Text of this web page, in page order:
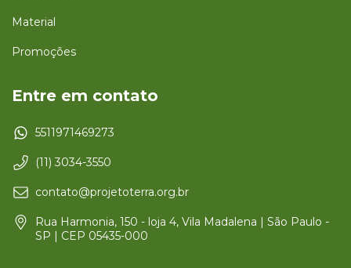
Material
Promoções
Entre em contato
5511971469273
(11) 3034-3550
contato@projetoterra.org.br
Rua Harmonia, 150 - loja 4, Vila Madalena | São Paulo -
SP | CEP 05435-000